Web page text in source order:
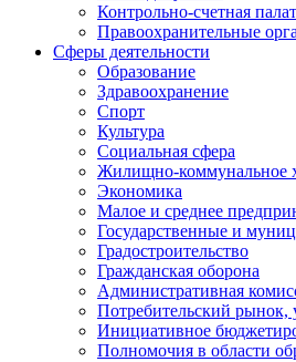
Контрольно-счетная
Правоохранительные
Сферы деятельности
Образование
Здравоохранение
Спорт
Культура
Социальная сфера
Жилищно-коммунальное
Экономика
Малое и среднее
Государственные и
Градостроительство
Гражданская оборона
Административная
Потребительский рынок,
Инициативное
Полномочия в области